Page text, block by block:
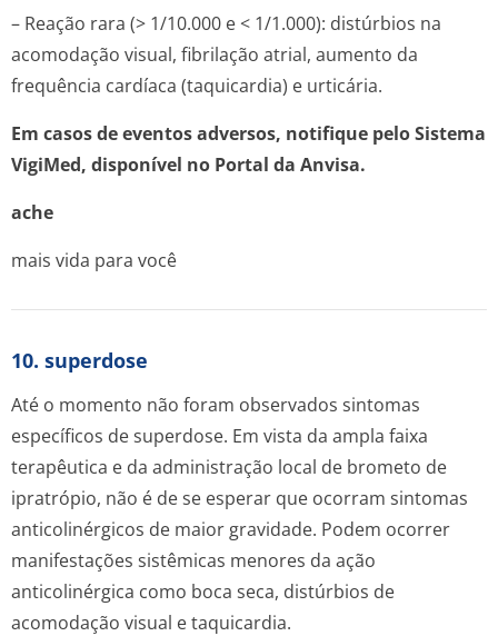
– Reação rara (> 1/10.000 e < 1/1.000): distúrbios na
acomodação visual, fibrilação atrial, aumento da
frequência cardíaca (taquicardia) e urticária.
Em casos de eventos adversos, notifique pelo Sistema
VigiMed, disponível no Portal da Anvisa.
ache
mais vida para você
10. superdose
Até o momento não foram observados sintomas
específicos de superdose. Em vista da ampla faixa
terapêutica e da administração local de brometo de
ipratrópio, não é de se esperar que ocorram sintomas
anticolinérgicos de maior gravidade. Podem ocorrer
manifestações sistêmicas menores da ação
anticolinérgica como boca seca, distúrbios de
acomodação visual e taquicardia.